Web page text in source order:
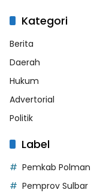
Kategori
Berita
Daerah
Hukum
Advertorial
Politik
Label
Pemkab Polman
Pemprov Sulbar